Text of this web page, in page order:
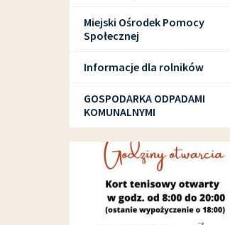
Miejski Ośrodek Pomocy
Społecznej
Informacje dla rolników
GOSPODARKA ODPADAMI
KOMUNALNYMI
SPORT I REKREACJA